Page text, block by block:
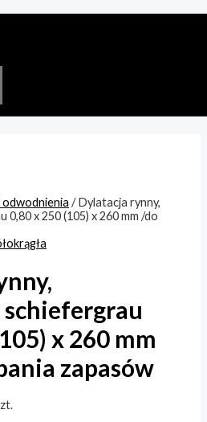
odwodnienia / Dylatacja rynny,
x 250 (105) x 260 mm /do
x 260 mm
zapasów